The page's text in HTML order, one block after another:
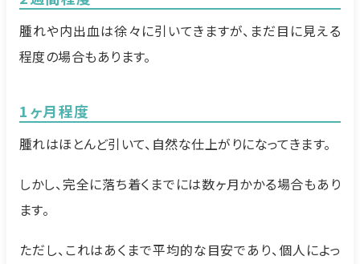
腫れや内出血は徐々に引いてきますが、まだ目に見える
程度の場合もあります。
1ヶ月程度
腫れはほとんど引いて、自然な仕上がりになってきます。
しかし、完全に落ち着くまでには数ヶ月かかる場合もあり
ます。
ただし、これはあくまで平均的な目安であり、個人によっ